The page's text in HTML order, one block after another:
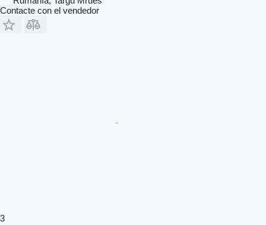
Contacte con el vendedor
3